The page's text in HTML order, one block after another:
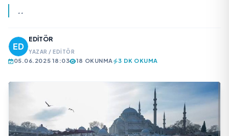
..
EDITÖR
YAZAR / EDITÖR
05.06.2025 18:03 18 OKUNMA 3 DK OKUMA